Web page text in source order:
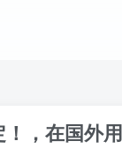
，在国外